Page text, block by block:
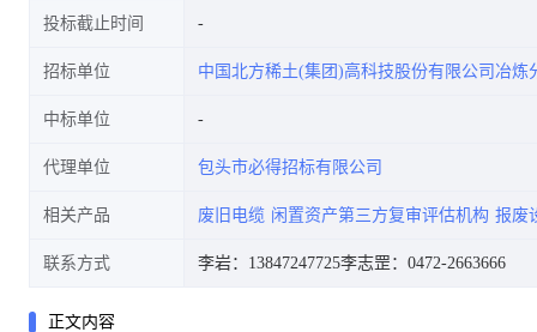
估机构项目
投标截止时间
招标单位 中国北方稀土(集团)高科技股份有限公司冶炼
中标单位
代理单位 包头市必得招标有限公司
相关产品 废旧电缆 闲置资产第三方复审评估机构 报废
联系方式 李岩：13847247725李志罡：0472-2663666
正文内容